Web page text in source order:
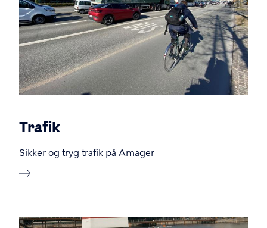
Trafik
Sikker og tryg trafik på Amager